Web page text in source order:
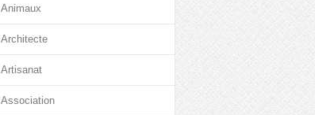
Animaux
Architecte
Artisanat
Association